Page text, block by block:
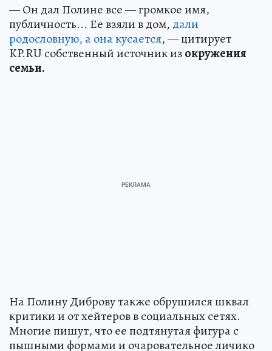
— Он дал Полине все — громкое имя,
публичность... Ее взяли в дом, дали
родословную, а она кусается, — цитирует
KP.RU собственный источник изокружения
семьи.
На Полину Диброву также обрушился шквал
критики и от хейтеров в социальных сетях.
Многие пишут, что ее подтянутая фигура с
пышными формами и очаровательное личико